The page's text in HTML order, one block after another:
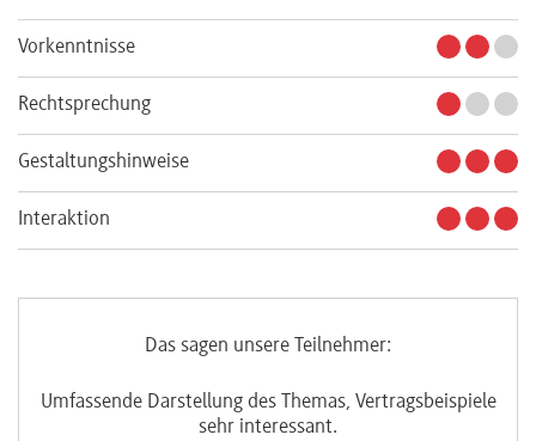
Vorkenntnisse
Rechtsprechung
Gestaltungshinweise
Interaktion
Das sagen unsere Teilnehmer:
Umfassende Darstellung des Themas, Vertragsbeispiele
sehr interessant.